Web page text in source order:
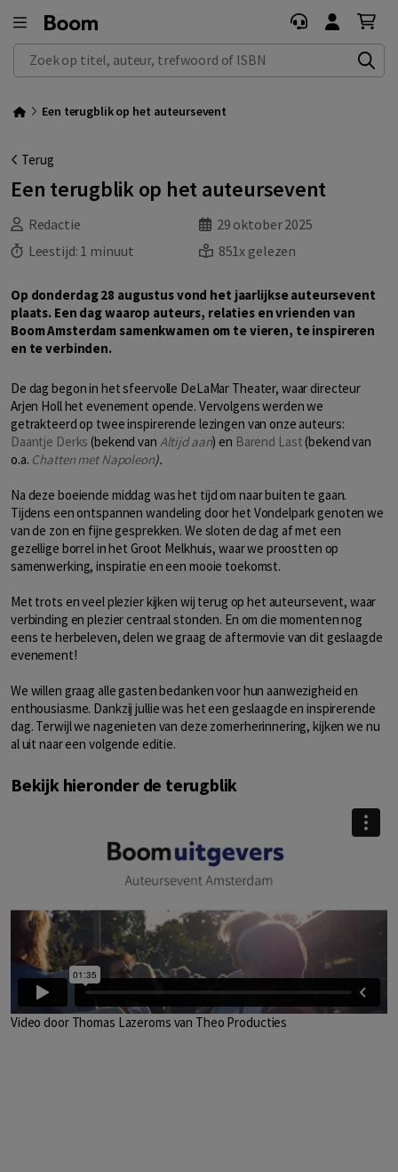
Zoek op titel, auteur, trefwoord of ISBN
Een terugblik op het auteursevent
Terug
Een terugblik op het auteursevent
Redactie
29 oktober 2025
Leestijd: 1 minuut 851x gelezen
Op donderdag 28 augustus vond het jaarlijkse auteursevent
plaats. Een dag waarop auteurs, relaties en vrienden van
Boom Amsterdam samenkwamen om te vieren, te inspireren
en te verbinden.
De dag begon in het sfeervolle DeLaMar Theater, waar directeur
Arjen Holl het evenement opende. Vervolgens werden we
getrakteerd op twee inspirerende lezingen van onze auteurs:
Daantje Derks (bekend van Altijd aan) en Barend Last(bekend van
o.a. Chatten met Napoleon).
Na deze boeiende middag was het tijd om naar buiten te gaan.
Tijdens een ontspannen wandeling door het Vondelpark genoten we
van de zon en fijne gesprekken. We sloten de dag af met een
gezellige borrel in het Groot Melkhuis, waar we proostten op
samenwerking, inspiratie en een mooie toekomst.
Met trots en veel plezier kijken wij terug op het auteursevent, waar
verbinding en plezier centraal stonden. En om die momenten nog
eens te herbeleven, delen we graag de aftermovie van dit geslaagde
evenement!
We willen graag alle gasten bedanken voor hun aanwezigheid en
enthousiasme. Dankzij jullie was het een geslaagde en inspirerende
dag. Terwijl we nagenieten van deze zomerherinnering, kijken we nu
al uit naar een volgende editie.
Bekijk hieronder de terugblik
Video door Thomas Lazeroms van Theo Producties